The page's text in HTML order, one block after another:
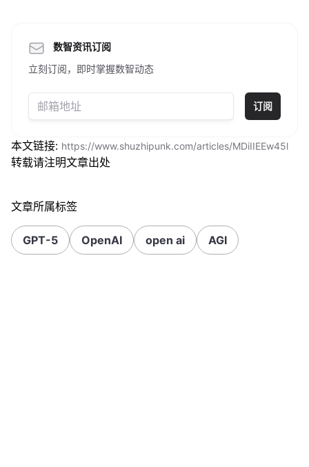
数智资讯订阅
立刻订阅，即时掌握数智动态
订阅
本文链接: https://www.shuzhipunk.com/articles/MDiIIEEw45l
转载请注明文章出处
文章所属标签
GPT-5 OpenAI open ai AGI